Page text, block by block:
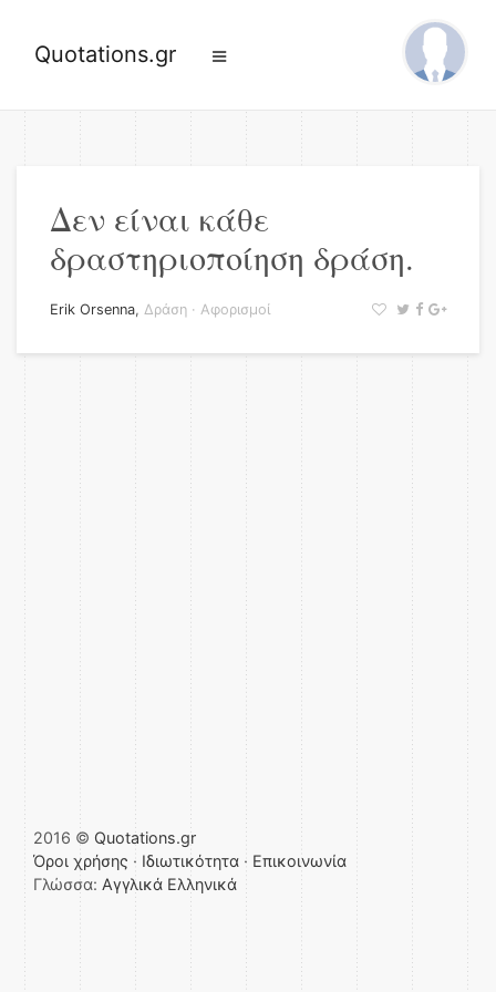
Quotations.gr
Δεν είναι κάθε
δραστηριοποίηση δράση.
Erik Orsenna, Δράση · Αφορισμοί
2016 © Quotations.gr
Όροι χρήσης · Ιδιωτικότητα · Επικοινωνία
Γλώσσα: Αγγλικά Ελληνικά